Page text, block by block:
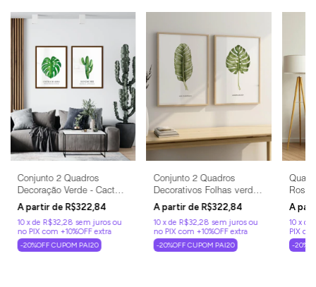
Conjunto 2 Quadros
Decoração Verde - Cacto
+ Costela de Adão
R$322,84
10 xde R$32,28 sem juros
-20%OFF CUPOM PAI20
Conjunto 2 Quadros
Decorativos Folhas verdes
(C/ Nome Científico)
R$322,84
10 xde R$32,28 sem juros
-20%OFF CUPOM PAI20
Rosto
10 x de
-